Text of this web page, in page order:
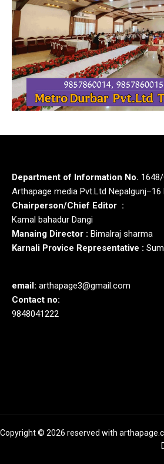
Department of Information No.
Arthapage media Pvt.Ltd Nepalgunj–16
Chairperson/Chief Editor :
Kamal bahadur Dangi
Manaing Director : Bimalraj sharma
Karnali Provice Representative :
email: arthapage3@gmail.com
Contact no:
9848041222
Copyright © 2026 reserved with